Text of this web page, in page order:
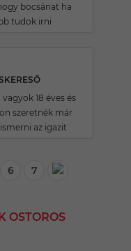
bocsánat ha
tudok irni
18 éves és
szeretnék már
az igazit
6 7
OSTOROS